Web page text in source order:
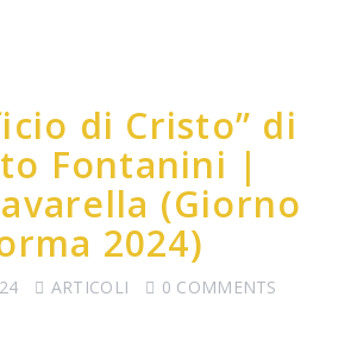
di Cristo” di
Fontanini |
(Giorno
2024)
ARTICOLI
0 COMMENTS